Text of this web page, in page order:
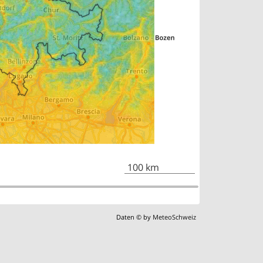
100 km
Daten © by MeteoSchweiz